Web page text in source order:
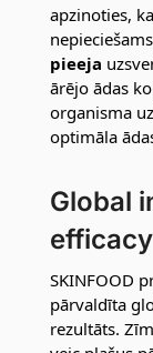
apzinoties,
pieeja
ārējo ādas
organisma
optimāla
Global
efficacy
SKINFOOD
pārvaldīta
rezultāts.